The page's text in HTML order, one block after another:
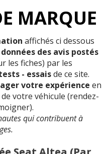
MARQUE
affichés ci dessous
des avis postés
les fiches) par les
- essaisde ce site.
votre expérience en
votre véhicule (rendez-
qui contribuent à